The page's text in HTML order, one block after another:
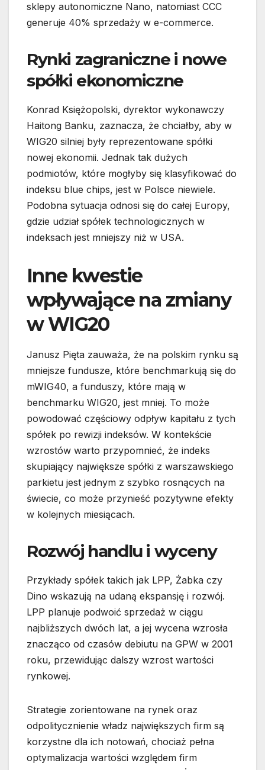
sklepy autonomiczne Nano, natomiast CCC
generuje 40% sprzedaży w e-commerce.
Rynki zagraniczne i nowe
spółki ekonomiczne
Konrad Księżopolski, dyrektor wykonawczy
Haitong Banku, zaznacza, że chciałby, aby w
WIG20 silniej były reprezentowane spółki
nowej ekonomii. Jednak tak dużych
podmiotów, które mogłyby się klasyfikować do
indeksu blue chips, jest w Polsce niewiele.
Podobna sytuacja odnosi się do całej Europy,
gdzie udział spółek technologicznych w
indeksach jest mniejszy niż w USA.
Inne kwestie
wpływające na zmiany
w WIG20
Janusz Pięta zauważa, że na polskim rynku są
mniejsze fundusze, które benchmarkują się do
mWIG40, a funduszy, które mają w
benchmarku WIG20, jest mniej. To może
powodować częściowy odpływ kapitału z tych
spółek po rewizji indeksów. W kontekście
wzrostów warto przypomnieć, że indeks
skupiający największe spółki z warszawskiego
parkietu jest jednym z szybko rosnących na
świecie, co może przynieść pozytywne efekty
w kolejnych miesiącach.
Rozwój handlu i wyceny
Przykłady spółek takich jak LPP, Żabka czy
Dino wskazują na udaną ekspansję i rozwój.
LPP planuje podwoić sprzedaż w ciągu
najbliższych dwóch lat, a jej wycena wzrosła
znacząco od czasów debiutu na GPW w 2001
roku, przewidując dalszy wzrost wartości
rynkowej.
Strategie zorientowane na rynek oraz
odpolitycznienie władz największych firm są
korzystne dla ich notowań, chociaż pełna
optymalizacja wartości względem firm